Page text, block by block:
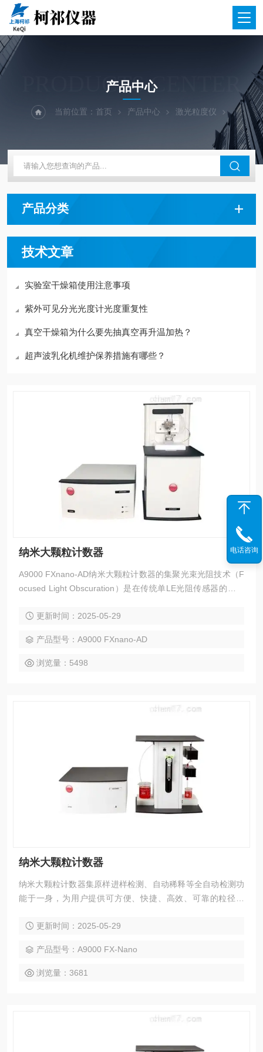
PRODUCTS CENTER
产品中心
当前位置： 首页 产品中心 激光粒度仪
产品分类
技术文章
实验室干燥箱使用注意事项
紫外可见分光光度计光度重复性
真空干燥箱为什么要先抽真空再升温加热？
超声波乳化机维护保养措施有哪些？
纳米大颗粒计数器
A9000 FXnano-AD纳米大颗粒计数器的集聚光束光阻技术（F
ocused Light Obscuration）是在传统单LE光阻传感器的单颗
时运行的情况下，检测下限由原来的0.5μm下探至0.15μm，使
更新时间：2025-05-29
产品型号：A9000 FXnano-AD
浏览量：5498
纳米大颗粒计数器
纳米大颗粒计数器集原样进样检测、自动稀释等全自动检测功
能于一身，为用户提供可方便、快捷、高效、可靠的粒径分
样品。可以满足蛋白质聚集和高浓度slurry的测试要求，是PSS
更新时间：2025-05-29
产品型号：A9000 FX-Nano
浏览量：3681
电话咨询